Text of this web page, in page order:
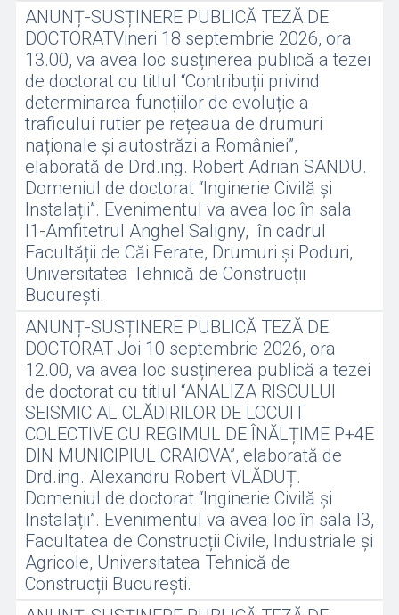
ANUNȚ-SUSȚINERE PUBLICĂ TEZĂ DE
DOCTORATVineri 18 septembrie 2026, ora
13.00, va avea loc susținerea publică a tezei
de doctorat cu titlul “Contribuții privind
determinarea funcțiilor de evoluție a
traficului rutier pe rețeaua de drumuri
naționale și autostrăzi a României”,
elaborată de Drd.ing. Robert Adrian SANDU.
Domeniul de doctorat “Inginerie Civilă și
Instalații”. Evenimentul va avea loc în sala
I1-Amfitetrul Anghel Saligny, în cadrul
Facultății de Căi Ferate, Drumuri și Poduri,
Universitatea Tehnică de Construcții
București.
ANUNȚ-SUSȚINERE PUBLICĂ TEZĂ DE
DOCTORAT Joi 10 septembrie 2026, ora
12.00, va avea loc susținerea publică a tezei
de doctorat cu titlul “ANALIZA RISCULUI
SEISMIC AL CLĂDIRILOR DE LOCUIT
COLECTIVE CU REGIMUL DE ÎNĂLȚIME P+4E
DIN MUNICIPIUL CRAIOVA”, elaborată de
Drd.ing. Alexandru Robert VLĂDUȚ.
Domeniul de doctorat “Inginerie Civilă și
Instalații”. Evenimentul va avea loc în sala I3,
Facultatea de Construcții Civile, Industriale și
Agricole, Universitatea Tehnică de
Construcții București.